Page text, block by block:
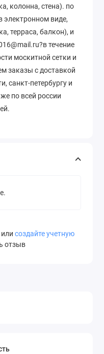
колонна, стена). по
электронном виде,
терраса, балкон), и
течение
москитной сетки и
заказы с доставкой
санкт-петербургу и
по всей россии
или создайте учетную
отзыв